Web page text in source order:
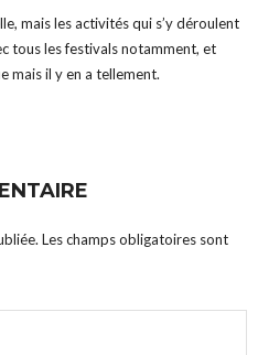
mais les activités qui s’y déroulent
tous les festivals notamment, et
mais il y en a tellement.
Les champs obligatoires sont